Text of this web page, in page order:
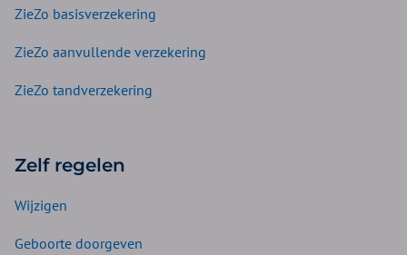
ZieZo basisverzekering
ZieZo aanvullende verzekering
ZieZo tandverzekering
Zelf regelen
Wijzigen
Geboorte doorgeven